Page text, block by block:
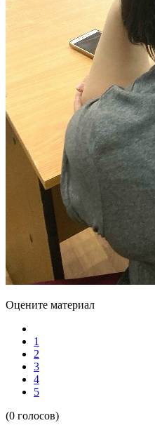
Оцените материал
1
2
3
4
5
(0 голосов)